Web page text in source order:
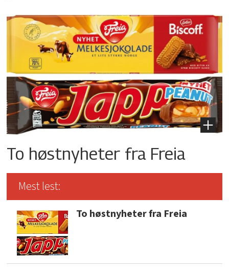
To høstnyheter fra Freia
Mest lest:
To høstnyheter fra Freia